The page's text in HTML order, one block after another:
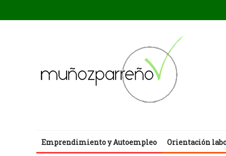
Emprendimiento y Autoempleo Orientación